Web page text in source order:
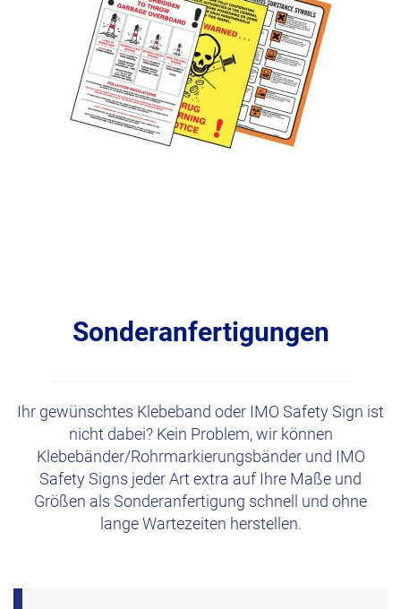
Sonderanfertigungen
Ihr gewünschtes Klebeband oder IMO Safety Sign ist
nicht dabei? Kein Problem, wir können
Klebebänder/Rohrmarkierungsbänder und IMO
Safety Signs jeder Art extra auf Ihre Maße und
Größen als Sonderanfertigung schnell und ohne
lange Wartezeiten herstellen.